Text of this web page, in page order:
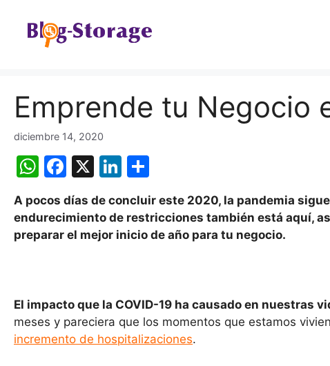
contenido
Emprende tu Negocio
diciembre 14, 2020
W
at
s
p
F
a
c
e
o
k
X
Li
k
e
o
m
p
A pocos días de concluir este 2020, la pandemia
endurecimiento de restricciones también está aquí,
preparar el mejor inicio de año para tu negocio.
El impacto que la COVID-19 ha causado en nuestras
meses y pareciera que los momentos que estamos
incremento de hospitalizaciones.